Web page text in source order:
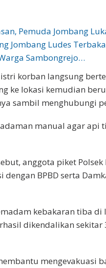
Pemuda Jombang
Jombang Ludes
Sambongrejo…
korban langsung
ke lokasi kemudian
sambil menghubungi
manual agar api
anggota piket
BPBD serta
kebakaran tiba di
dikendalikan sekitar
mengevakuasi